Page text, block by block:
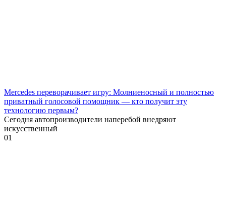
Mercedes переворачивает игру: Молниеносный и полностью
приватный голосовой помощник — кто получит эту
технологию первым?
Сегодня автопроизводители наперебой внедряют
искусственный
01